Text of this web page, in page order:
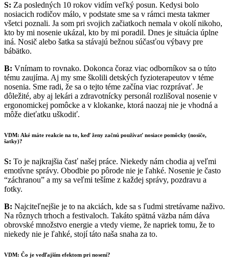
S: Za posledných 10 rokov vidím veľký posun. Kedysi bolo
nosiacich rodičov málo, v podstate sme sa v rámci mesta takmer
všetci poznali. Ja som pri svojich začiatkoch nemala v okolí nikoho,
kto by mi nosenie ukázal, kto by mi poradil. Dnes je situácia úplne
iná. Nosič alebo šatka sa stávajú bežnou súčasťou výbavy pre
bábätko.
B: Vnímam to rovnako. Dokonca čoraz viac odborníkov sa o túto
tému zaujíma. Aj my sme školili detských fyzioterapeutov v téme
nosenia. Sme radi, že sa o tejto téme začína viac rozprávať. Je
dôležité, aby aj lekári a zdravotnícky personál rozlišoval nosenie v
ergonomickej pomôcke a v klokanke, ktorá naozaj nie je vhodná a
môže dieťatku uškodiť.
VDM: Aké máte reakcie na to, keď ženy začnú používať nosiace pomôcky (nosiče,
šatky)?
S: To je najkrajšia časť našej práce. Niekedy nám chodia aj veľmi
emotívne správy. Obodbie po pôrode nie je ľahké. Nosenie je často
“záchranou” a my sa veľmi tešíme z každej správy, pozdravu a
fotky.
B: Najciteľnejšie je to na akciách, kde sa s ľudmi stretávame naživo.
Na rôznych trhoch a festivaloch. Takáto spätná väzba nám dáva
obrovské množstvo energie a vtedy vieme, že napriek tomu, že to
niekedy nie je ľahké, stojí táto naša snaha za to.
VDM: Čo je vedľajším efektom pri nosení?